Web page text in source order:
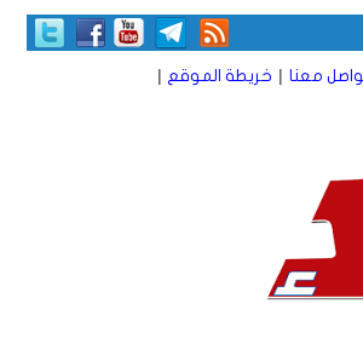
معنا | خريطة الموقع |